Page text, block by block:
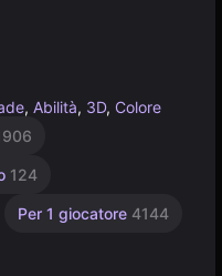
, Abilità, 3D, Colore
124
Per 1 giocatore 4144